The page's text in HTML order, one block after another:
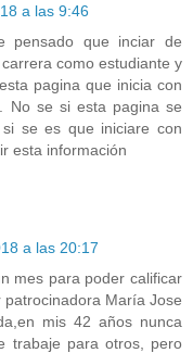
a las 9:46
pensado que inciar de
como estudiante y
pagina que inicia con
No se si esta pagina se
se es que iniciare con
esta información
a las 20:17
mes para poder calificar
María Jose
mis 42 años nunca
trabaje para otros, pero